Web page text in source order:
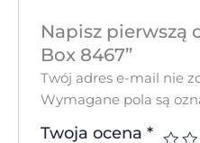
Napisz pierwszą
Box 8467”
Twój adres e-mail nie
Wymagane pola są
Twoja ocena*